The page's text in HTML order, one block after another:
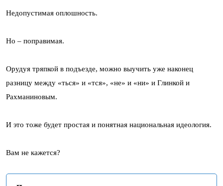
Недопустимая оплошность.
Но – поправимая.
Орудуя тряпкой в подъезде, можно выучить уже наконец
разницу между «ться» и «тся», «не» и «ни» и Глинкой и
Рахманиновым.
И это тоже будет простая и понятная национальная идеология.
Вам не кажется?